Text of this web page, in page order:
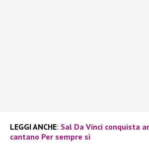
LEGGI ANCHE: Sal Da Vinci conquista
cantano Per sempre sì